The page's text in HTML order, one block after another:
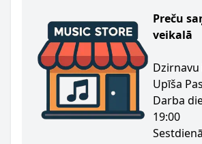
Preču
veikalā
Dzirnavu
Upīša
Darba
19:00